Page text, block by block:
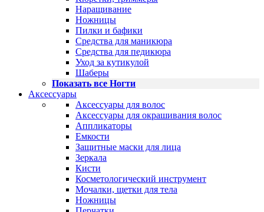
Наращивание
Ножницы
Пилки и бафики
Средства для маникюра
Средства для педикюра
Уход за кутикулой
Шаберы
Показать все Ногти
Аксессуары
Аксессуары для волос
Аксессуары для окрашивания волос
Аппликаторы
Емкости
Защитные маски для лица
Зеркала
Кисти
Косметологический инструмент
Мочалки, щетки для тела
Ножницы